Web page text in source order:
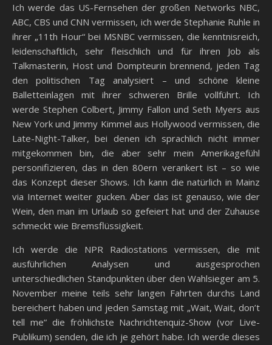
Ich werde das US-Fernsehen der großen Networks NBC,
ABC, CBS und CNN vermissen, ich werde Stephanie Ruhle in
ihrer „11th Hour“ bei MSNBC vermissen, die kenntnisreich,
leidenschaftlich, sehr fleischlich und für ihren Job als
Talkmasterin, Host und Dompteurin brennend, jeden Tag
den politischen Tag analysiert – und schöne kleine
Balletteinlagen mit ihrer schweren Brille vollführt. Ich
werde Stephen Colbert, Jimmy Fallon und Seth Myers aus
New York und Jimmy Kimmel aus Hollywood vermissen, die
Late-Night-Talker, bei denen ich sprachlich nicht immer
mitgekommen bin, die aber sehr mein Amerikagefühl
personifizieren, das in den 80ern verankert ist – so wie
das Konzept dieser Shows. Ich kann die natürlich in Mainz
via Internet weiter gucken. Aber das ist genauso, wie der
Wein, den man im Urlaub so gefeiert hat und der Zuhause
schmeckt wie Bremsflüssigkeit.
Ich werde die NPR Radiostations vermissen, die mit
ausführlichen Analysen und ausgesprochen
unterschiedlichen Standpunkten über den Wahlsieger am 5.
November meine teils sehr langen Fahrten durchs Land
bereichert haben und jeden Samstag mit „Wait, Wait, don’t
tell me“ die fröhlichste Nachrichtenquiz-Show (vor Live-
Publikum) senden, die ich je gehört habe. Ich werde dieses